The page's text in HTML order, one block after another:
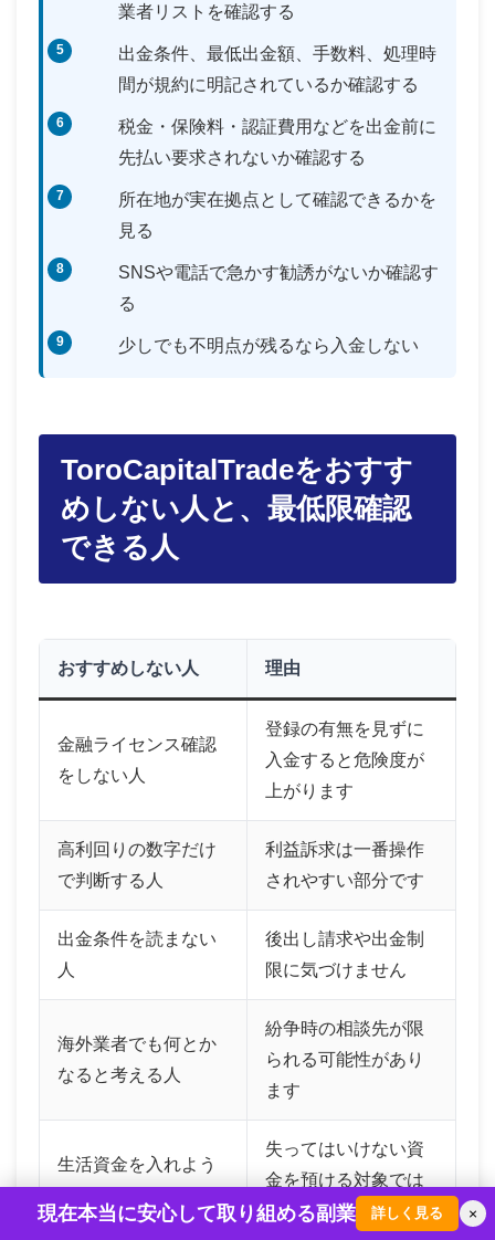
業者リストを確認する
出金条件、最低出金額、手数料、処理時
間が規約に明記されているか確認する
税金・保険料・認証費用などを出金前に
先払い要求されないか確認する
所在地が実在拠点として確認できるかを
見る
SNSや電話で急かす勧誘がないか確認す
る
少しでも不明点が残るなら入金しない
ToroCapitalTradeをおすす
めしない人と、最低限確認
できる人
おすすめしない人 理由
金融ライセンス確認
をしない人
登録の有無を見ずに
入金すると危険度が
上がります
高利回りの数字だけ
で判断する人
利益訴求は一番操作
されやすい部分です
出金条件を読まない
人
後出し請求や出金制
限に気づけません
海外業者でも何とか
なると考える人
紛争時の相談先が限
られる可能性があり
ます
生活資金を入れよう
失ってはいけない資
金を預ける対象では
ありません
×
現在本当に安心して取り組める副業 詳しく見る